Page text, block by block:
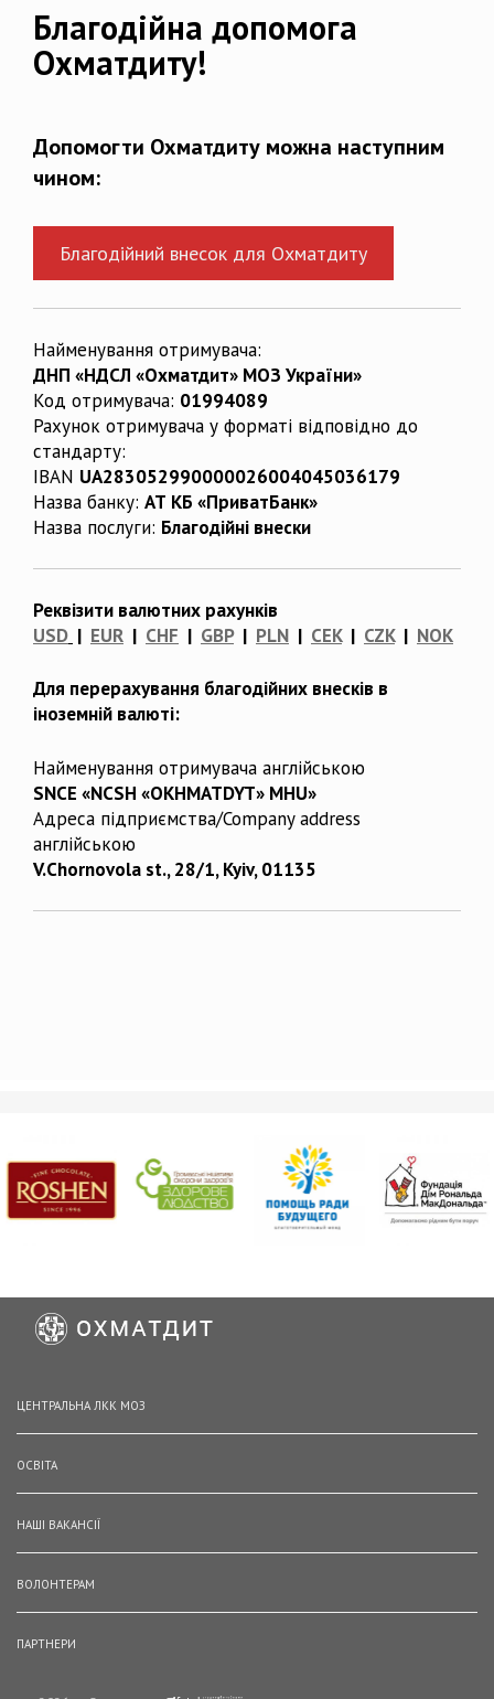
Благодійна допомога
Охматдиту!
Допомогти Охматдиту можна наступним
чином:
Благодійний внесок для Охматдиту
Найменування отримувача:
ДНП «НДСЛ «Охматдит» МОЗ України»
Код отримувача: 01994089
Рахунок отримувача у форматі відповідно до
стандарту:
IBAN UA283052990000026004045036179
Назва банку: АТ КБ «ПриватБанк»
Назва послуги: Благодійні внески
Реквізити валютних рахунків
USD | EUR | CHF | GBP| PLN | CEK| CZK| NOK
Для перерахування благодійних внесків в
іноземній валюті:
Найменування отримувача англійською
SNCE «NCSH «OKHMATDYT» MHU»
Адреса підприємства/Company address
англійською
V.Chornovola st., 28/1, Kyiv, 01135
ЦЕНТРАЛЬНА ЛКК МОЗ
ОСВІТА
НАШІ ВАКАНСІЇ
ВОЛОНТЕРАМ
ПАРТНЕРИ